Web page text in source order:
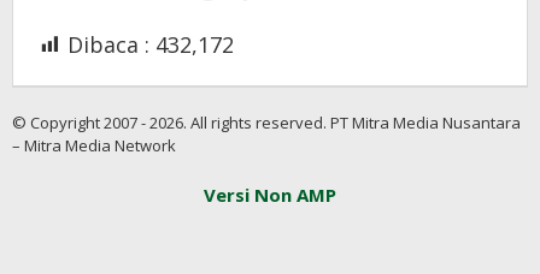
Dibaca : 432,172
© Copyright 2007 - 2026. All rights reserved. PT Mitra Media Nusantara
– Mitra Media Network
Versi Non AMP